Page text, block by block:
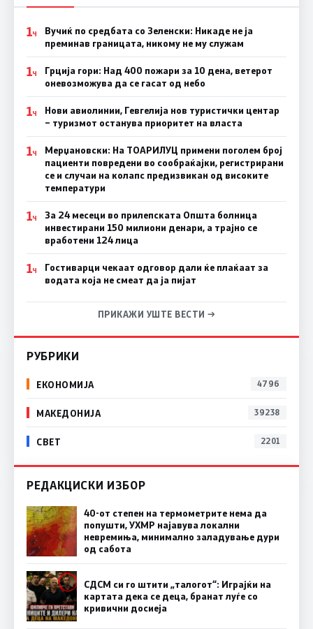
1Ч
Вучиќ по средбата со Зеленски: Никаде не ја
преминав границата, никому не му служам
1Ч
Грција гори: Над 400 пожари за 10 дена, ветерот
оневозможува да се гасат од небо
1Ч
Нови авиолинии, Гевгелија нов туристички центар
– туризмот останува приоритет на власта
1Ч
Мерџановски: На ТОАРИЛУЦ примени поголем број
пациенти повредени во сообраќајки, регистрирани
се и случаи на колапс предизвикан од високите
температури
1Ч
За 24 месеци во прилепската Општа болница
инвестирани 150 милиони денари, а трајно се
вработени 124 лица
1Ч
Гостиварци чекаат одговор дали ќе плаќаат за
водата која не смеат да ја пијат
ПРИКАЖИ УШТЕ ВЕСТИ →
РУБРИКИ
ЕКОНОМИЈА 4796
МАКЕДОНИЈА 39238
СВЕТ 2201
РЕДАКЦИСКИ ИЗБОР
40-от степен на термометрите нема да
попушти, УХМР најавува локални
невремиња, минимално заладување дури
од сабота
СДСМ си го штити „талогот“: Играјќи на
картата дека се деца, бранат луѓе со
кривични досиеја